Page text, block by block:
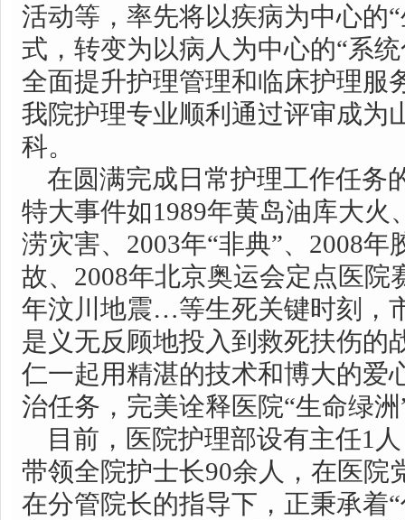
活动等，率先将以疾病为中心的
式，转变为以病人为中心的“系
全面提升护理管理和临床护理服
我院护理专业顺利通过评审成为
科。
在圆满完成日常护理工作任务
特大事件如1989年黄岛油库大火
涝灾害、2003年“非典”、2008年
故、2008年北京奥运会定点医院
年汶川地震…等生死关键时刻，
是义无反顾地投入到救死扶伤的
仁一起用精湛的技术和博大的爱
治任务，完美诠释医院“生命绿
目前，医院护理部设有主任1
带领全院护士长90余人，在医院
在分管院长的指导下，正秉承着